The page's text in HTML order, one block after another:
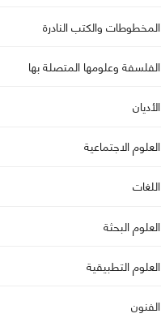
المخطوطات والكتب النادرة
الفلسفة وعلومها المتصلة بها
الأديان
العلوم الاجتماعية
اللغات
العلوم البحثة
العلوم التطبيقية
الفنون